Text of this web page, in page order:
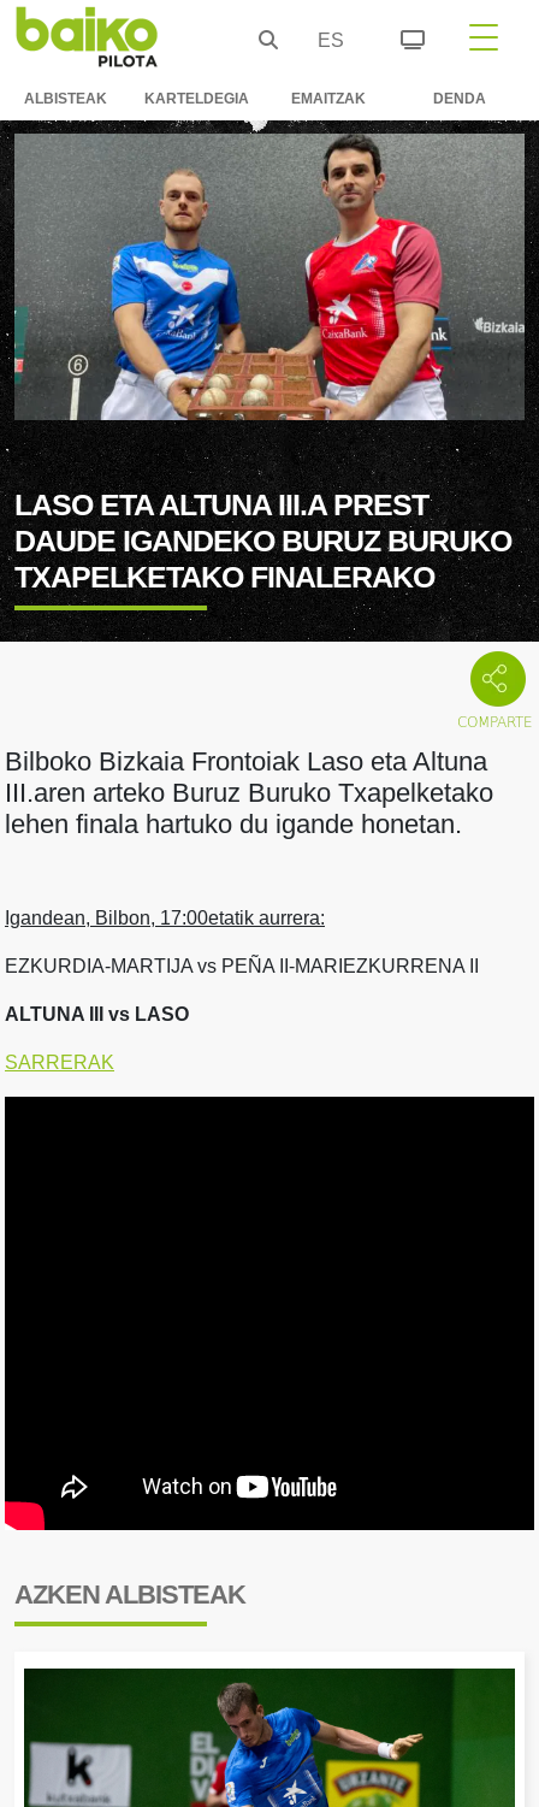
ES
ALBISTEAK KARTELDEGIA EMAITZAK DENDA
LASO ETA ALTUNA III.A PREST
DAUDE IGANDEKO BURUZ BURUKO
TXAPELKETAKO FINALERAKO
Bilboko Bizkaia Frontoiak Laso eta Altuna
III.aren arteko Buruz Buruko Txapelketako
lehen finala hartuko du igande honetan.
Igandean, Bilbon, 17:00etatik aurrera:
EZKURDIA-MARTIJA vs PEÑA II-MARIEZKURRENA II
ALTUNA III vs LASO
SARRERAK
AZKEN ALBISTEAK